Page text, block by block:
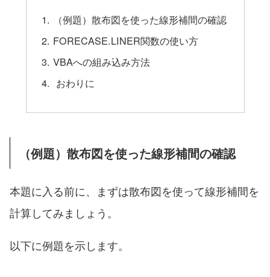
（例題）散布図を使った線形補間の確認
FORECASE.LINER関数の使い方
VBAへの組み込み方法
おわりに
（例題）散布図を使った線形補間の確認
本題に入る前に、まずは散布図を使って線形補間を
計算してみましょう。
以下に例題を示します。